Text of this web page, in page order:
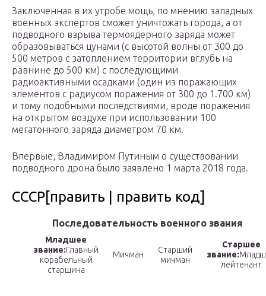
Заключенная в их утробе мощь, по мнению западных
военных экспертов сможет уничтожать города, а от
подводного взрыва термоядерного заряда может
образовываться цунами (с высотой волны от 300 до
500 метров с затоплением территории вглубь на
равнине до 500 км) с последующими
радиоактивными осадками (один из поражающих
элементов с радиусом поражения от 300 до 1.700 км)
и тому подобными последствиями, вроде поражения
на открытом воздухе при использовании 100
мегатонного заряда диаметром 70 км.
Впервые, Владимиром Путиным о существовании
подводного дрона было заявлено 1 марта 2018 года.
СССР[править | править код]
Последовательность военного звания
Младшее
звание:Главный
корабельный
старшина
Мичман
Старший
мичман
Старшее
звание:
лейтенант